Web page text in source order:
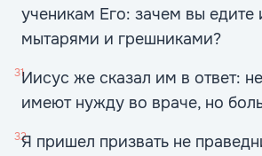
ученикам Его: зачем вы едите
мытарями и грешниками?
31Иисус же сказал им в ответ:
имеют нужду во враче, но
32Я пришел призвать не